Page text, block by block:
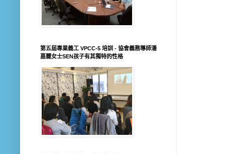
第五屆專業義工 VPCC-5 培訓 - 協會義務導師潘
嘉麗女士SEN孩子有其獨特的性格